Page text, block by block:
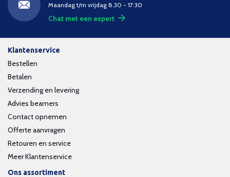
Maandag t/m vrijdag 8.30 - 17:30
Chat met een expert
Klantenservice
Bestellen
Betalen
Verzending en levering
Advies beamers
Contact opnemen
Offerte aanvragen
Retouren en service
Meer Klantenservice
Ons assortiment